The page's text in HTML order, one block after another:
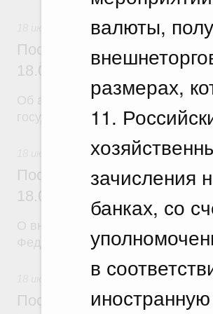
валюты,
размерах,
11.
зачисления
банках, со
в
Постановление
18.07.2026 г. № 904
Об авансировании
государственных контрактов
Постановление
18.07.2026 г. № 909
Федерации от 17 февраля 2024
Постановление